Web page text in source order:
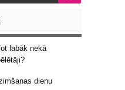
labāk nekā
dienu